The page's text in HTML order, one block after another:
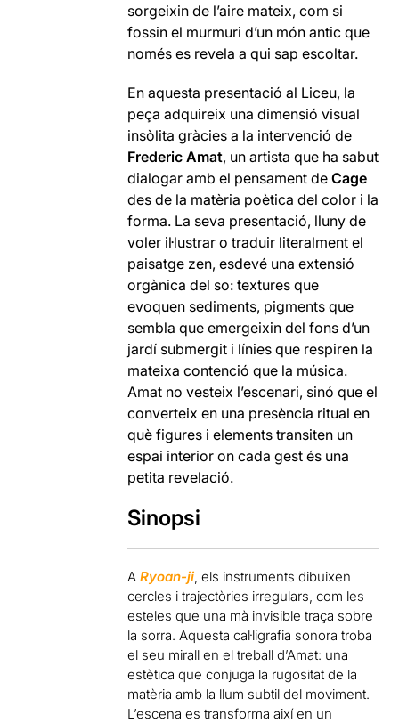
sorgeixin de l’aire mateix, com si
fossin el murmuri d’un món antic que
només es revela a qui sap escoltar.
En aquesta presentació al Liceu, la
peça adquireix una dimensió visual
insòlita gràcies a la intervenció de
Frederic Amat, un artista que ha sabut
dialogar amb el pensament deCage
des de la matèria poètica del color i la
forma. La seva presentació, lluny de
voler il·lustrar o traduir literalment el
paisatge zen, esdevé una extensió
orgànica del so: textures que
evoquen sediments, pigments que
sembla que emergeixin del fons d’un
jardí submergit i línies que respiren la
mateixa contenció que la música.
Amat no vesteix l’escenari, sinó que el
converteix en una presència ritual en
què figures i elements transiten un
espai interior on cada gest és una
petita revelació.
Sinopsi
A Ryoan-ji , els instruments dibuixen
cercles i trajectòries irregulars, com les
esteles que una mà invisible traça sobre
la sorra. Aquesta cal·ligrafia sonora troba
el seu mirall en el treball d’Amat: una
estètica que conjuga la rugositat de la
matèria amb la llum subtil del moviment.
L’escena es transforma així en un